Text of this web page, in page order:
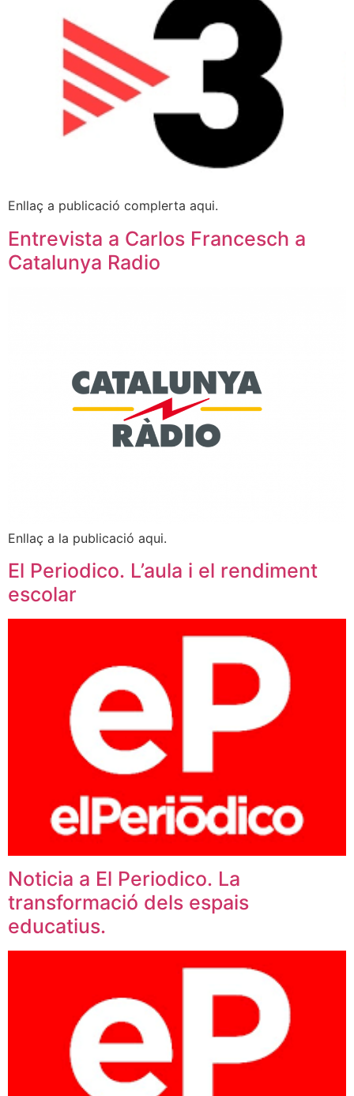
Enllaç a publicació complerta aqui.
Entrevista a Carlos Francesch a
Catalunya Radio
Enllaç a la publicació aqui.
El Periodico. L’aula i el rendiment
escolar
Noticia a El Periodico. La
transformació dels espais
educatius.